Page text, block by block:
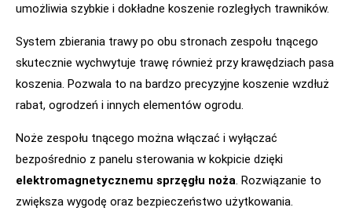
umożliwia szybkie i dokładne koszenie rozległych trawników.
System zbierania trawy po obu stronach zespołu tnącego
skutecznie wychwytuje trawę również przy krawędziach pasa
koszenia. Pozwala to na bardzo precyzyjne koszenie wzdłuż
rabat, ogrodzeń i innych elementów ogrodu.
Noże zespołu tnącego można włączać i wyłączać
bezpośrednio z panelu sterowania w kokpicie dzięki
elektromagnetycznemu sprzęgłu noża. Rozwiązanie to
zwiększa wygodę oraz bezpieczeństwo użytkowania.